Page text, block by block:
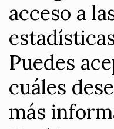
acceso a
Puedes
cuáles
más